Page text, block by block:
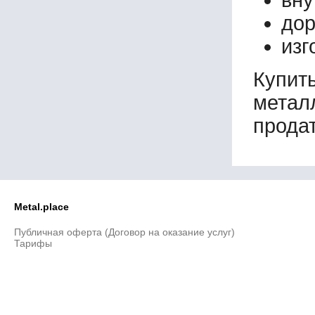
Metal.place
Публичная оферта (Договор на оказание услуг)
Тарифы